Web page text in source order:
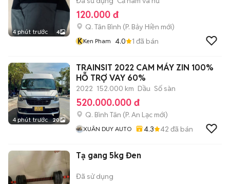
4 phút trước 4
120.000 đ
Q. Tân Bình (P. Bảy Hiền mới)
KKen Pham 4.0 1 đã bán
4 phút trước 20
TRAINSIT 2022 CAM MÁY ZIN 100%
HỖ TRỢ VAY 60%
2022 152.000 km Dầu Số sàn
520.000.000 đ
Q. Bình Tân (P. An Lạc mới)
XUÂN DUY AUTO 4.3 42 đã bán
Tạ gang 5kg Đen
Đã sử dụng